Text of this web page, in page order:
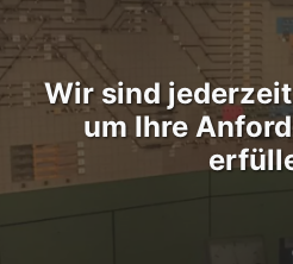
Wir sind
um Ihre